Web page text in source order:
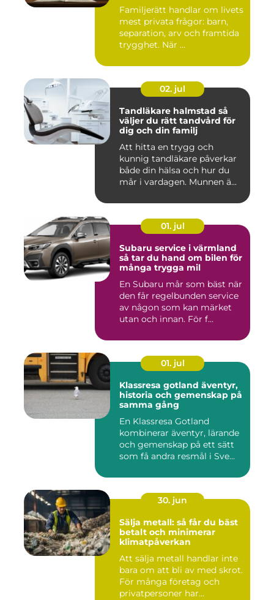
Familjerätt handlar om livets
mest privata frågor: barn,
separation, arv och framtida
trygghet. När ...
02. jul
Tandläkare halmstad så
väljer du rätt tandvård för
dig och din familj
Att hitta en trygg och
kunnig tandläkare påverkar
både din hälsa och hur du
mår i vardagen. Munnen ä...
01. jul
Subaru service i värmland
så tar du hand om bilen för
många trygga mil
En Subaru mår som bäst när
den får regelbunden service
av någon som kan märket
utan och innan. För f...
01. jul
Klassresa gotland äventyr,
historia och gemenskap på
samma gång
En Klassresa Gotland
kombinerar äventyr, lärande
och gemenskap på ett sätt
som få andra resmål i Sve...
30. jun
Sälja metall: så får du bäst
betalt och minimerar
klimatpåverkan
Att sälja metall handlar inte
bara om att bli av med skrot.
För många företag och
privatpersoner har...